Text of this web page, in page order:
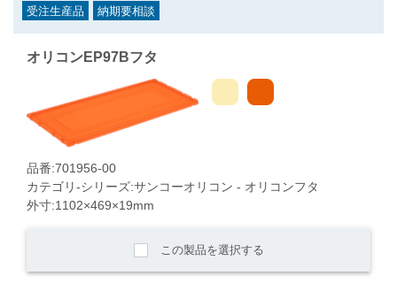
受注生産品 納期要相談
オリコンEP97Bフタ
品番:701956-00
カテゴリ-シリーズ:サンコーオリコン - オリコンフタ
外寸:1102×469×19mm
この製品を選択する